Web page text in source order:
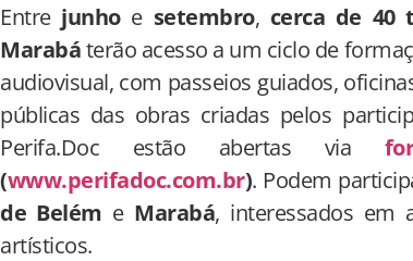
Entrejunho esetembro, cerca de 40
Marabáterão acesso a um ciclo de
audiovisual, com passeios guiados,
públicas das obras criadas pelos
Perifa.Doc estão abertas via
(www.perifadoc.com.br). Podem
de Belém e Marabá, interessados em
artísticos.